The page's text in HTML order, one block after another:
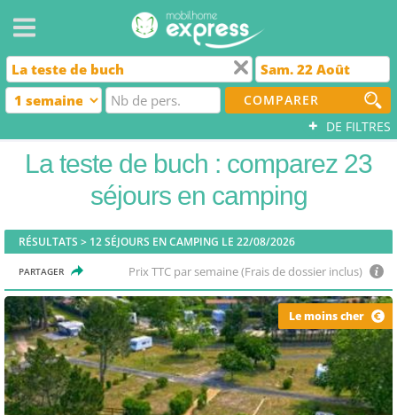
COMPARER
+ DE FILTRES
La teste de buch : comparez 23
séjours en camping
RÉSULTATS > 12SÉJOURS EN CAMPING LE 22/08/2026
PARTAGER Prix TTC par semaine (Frais de dossier inclus)
Le moins cher